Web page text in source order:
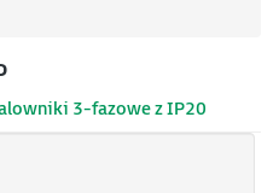
3-fazowe z IP20